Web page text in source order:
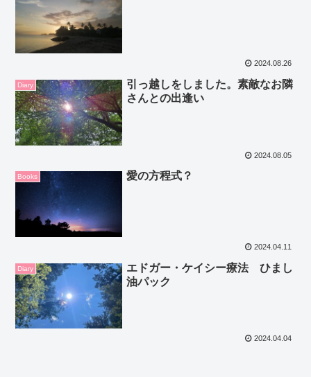
2024.08.26
Diary
引っ越しをしました。素敵なお隣
さんとの出逢い
2024.08.05
Books 愛の方程式？
2024.04.11
Diary
エドガー・ケイシー療法 ひまし
油パック
2024.04.04